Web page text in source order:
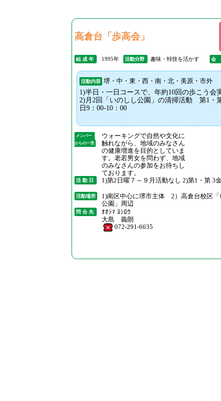
高倉台「歩高会」
結 成 年 1995年 活動分野 趣味・特技を活かす
活動内容 堺・中・東・西・南・北・美原・市外
1)半日・一日コースで、年約10回の歩こう
2)月2回「いのしし公園」の清掃活動 第1・
日9：00-10：00
メンバー
からの一言
ウォーキングで自然や文化に
触れながら、地域のみなさん
の健康増進を目的としていま
す。老若男女を問わず、地域
のみなさんの参加をお待ちし
ております。
活 動 日 1)第2日曜７～９月活動なし 2)第1・第 3
活動場所
1)南区中心に堺市主体 2）高倉台校区「
公園」周辺
問 合 先
ｵｵｼﾏ ﾖｼﾛｳ
大島 義朗
072-291-6635